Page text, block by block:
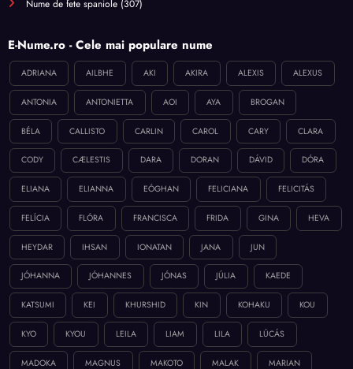
Nume de fete spaniole (307)
E-Nume.ro - Cele mai populare nume
ADRIANA AILBHE AKI AKIRA ALEXIS ALEXUS
ANTONIA ANTONIETTA AOI AYA BROGAN
BÉLA CALLISTO CARLIN CAROL CARY CLARA
CODY CÆLESTIS DARA DORAN DÁVID DÓRA
ELIANA ELIANNA EÓGHAN FELICIANA FELICITÁS
FELÍCIA FLÓRA FRANCISCA FRIDA GINA HEVA
HEYDAR IHSAN IONATAN JANA JUN
JÓHANNA JÓHANNES JÓNAS JÚLIA KAEDE
KATSUMI KEI KHURSHID KIN KOHAKU KOU
KYO KYOU LEILA LIAM LILA LÚCÁS
MADOKA MAGNUS MAKOTO MALAK MARIAN